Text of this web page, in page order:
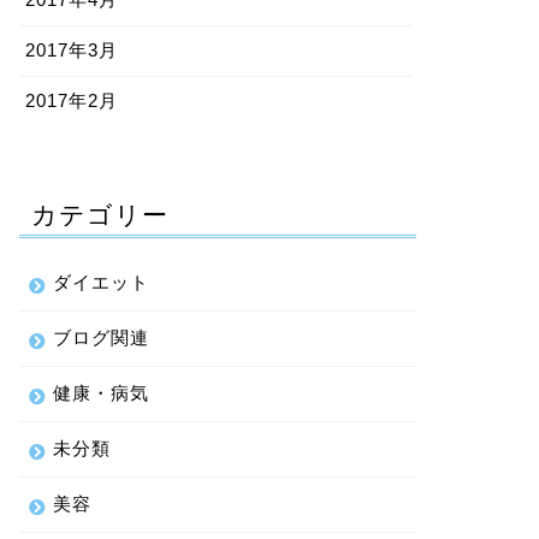
2017年3月
2017年2月
カテゴリー
ダイエット
ブログ関連
健康・病気
未分類
美容